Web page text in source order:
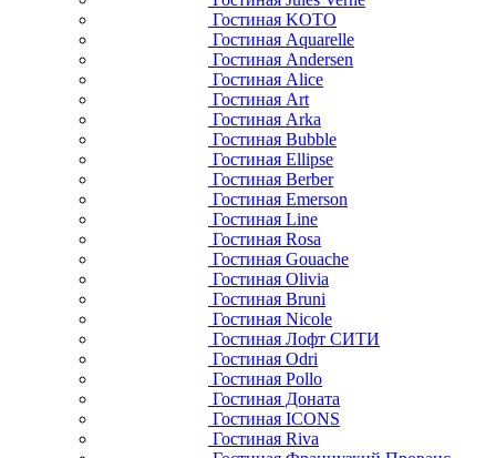
Гостиная KOTO
Гостиная Aquarelle
Гостиная Andersen
Гостиная Alice
Гостиная Art
Гостиная Arka
Гостиная Bubble
Гостиная Ellipse
Гостиная Berber
Гостиная Emerson
Гостиная Line
Гостиная Rosa
Гостиная Gouache
Гостиная Olivia
Гостиная Bruni
Гостиная Nicole
Гостиная Лофт СИТИ
Гостиная Odri
Гостиная Pollo
Гостиная Доната
Гостиная ICONS
Гостиная Riva